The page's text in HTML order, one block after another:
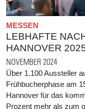
MESSEN
LEBHAFTE
HANNOVER
NOVEMBER 2024
Über 1.100 Aussteller
Frühbucherphase am
Hannover für das
Prozent mehr als zum